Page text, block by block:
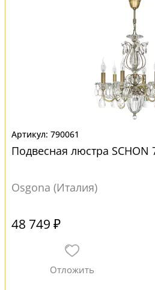
790061
Подвесная люстра
Osgona (Италия)
48 749 ₽